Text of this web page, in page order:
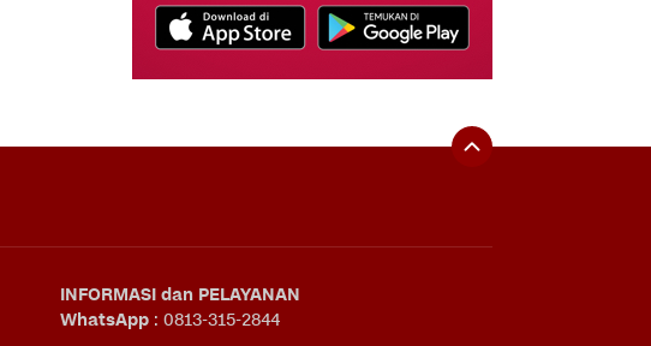
INFORMASI dan PELAYANAN
WhatsApp : 0813-315-2844